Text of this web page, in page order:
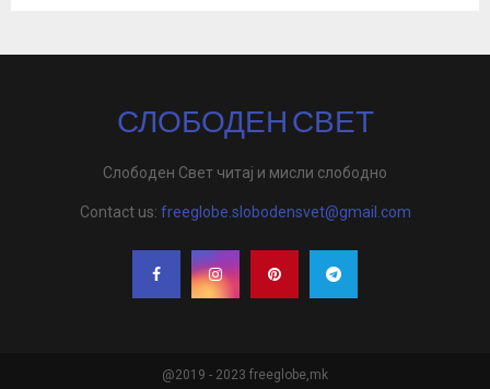
СЛОБОДЕН СВЕТ
Слободен Свет читај и мисли слободно
Contact us: freeglobe.slobodensvet@gmail.com
@2019 - 2023 freeglobe,mk